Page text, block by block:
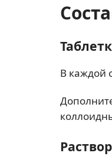
В каждой
Раствор